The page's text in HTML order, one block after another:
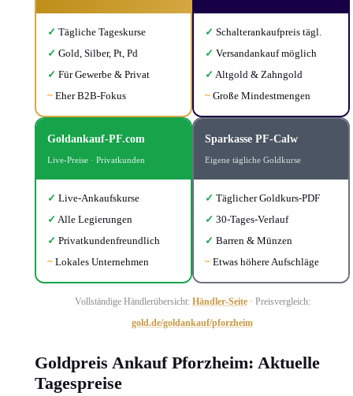
✓ Tägliche Tageskurse
✓ Gold, Silber, Pt, Pd
✓ Für Gewerbe & Privat
~ Eher B2B-Fokus
✓ Schalterankaufpreis tägl.
✓ Versandankauf möglich
✓ Altgold & Zahngold
~ Große Mindestmengen
Goldankauf-PF.com
Live-Preise · Privatkunden
✓ Live-Ankaufskurse
✓ Alle Legierungen
✓ Privatkundenfreundlich
~ Lokales Unternehmen
Sparkasse PF-Calw
Eigene tägliche Goldkurse
✓ Täglicher Goldkurs-PDF
✓ 30-Tages-Verlauf
✓ Barren & Münzen
~ Etwas höhere Aufschläge
Vollständige Händlerübersicht: Händler-Seite· Preisvergleich:
gold.de/goldankauf/pforzheim
Goldpreis Ankauf Pforzheim: Aktuelle
Tagespreise